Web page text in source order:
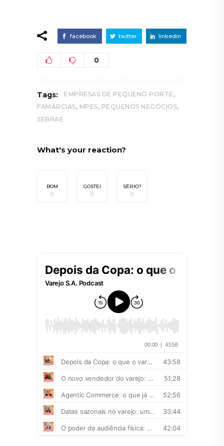
facebook twitter linkedin
0
Tags: EMPRESAS DE PEQUENO PORTE ,
FAMÁRCIAS, MPES, PEQUENOS NEGÓCIOS,
SEBRAE
What's your reaction?
BOM
0
GOSTEI
0
SÉRIO?
0